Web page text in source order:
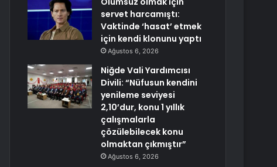
servet harcamıştı:
Vaktinde ‘hasat’ etmek
için kendi klonunu yaptı
Ağustos 6, 2026
Niğde Vali Yardımcısı
Divili: “Nüfusun kendini
yenileme seviyesi
2,10’dur, konu 1 yıllık
çalışmalarla
çözülebilecek konu
olmaktan çıkmıştır”
Ağustos 6, 2026